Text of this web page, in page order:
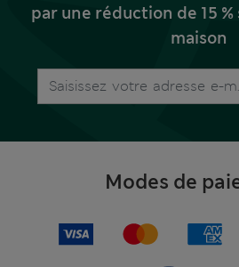
par une réduction de 15
maison
Modes de